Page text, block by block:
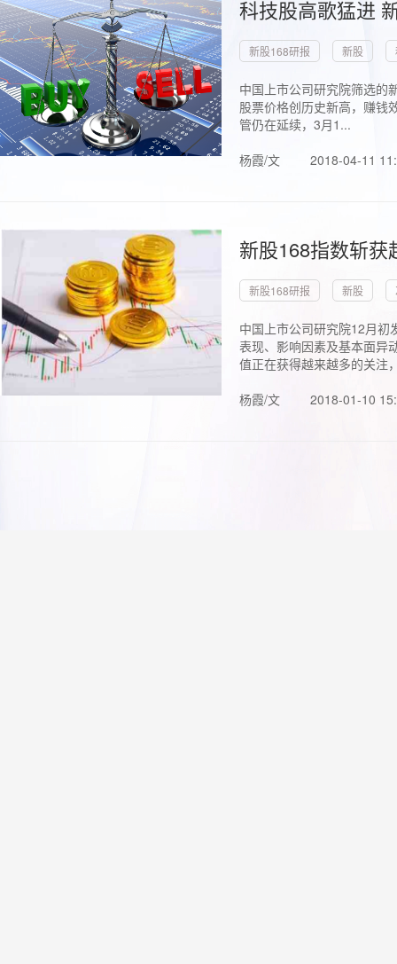
科技股高歌猛进
新股168研报 新股
中国上市公司研究院筛选的
股票价格创历史新高，赚钱
管仍在延续，3月1...
杨霞/文
2018-04-11
新股168指数斩
新股168研报 新股
中国上市公司研究院12月初
表现、影响因素及基本面异
值正在获得越来越多的关注
杨霞/文
2018-01-10